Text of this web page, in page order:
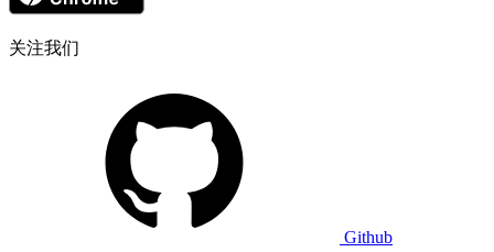
关注我们
Github